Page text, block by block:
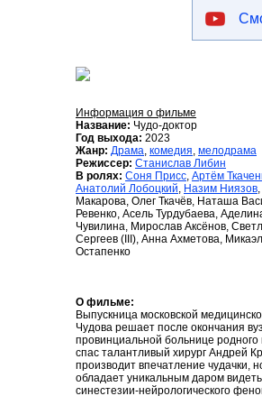
Информация о фильме
Название: Чудо-доктор
Год выхода: 2023
Жанр: Драма, комедия, мелодрама
Режиссер: Станислав Либин
В ролях: Соня Присс, Артём
Анатолий Лобоцкий, Назим Ниязов
Макарова, Олег Ткачёв, Наташа
Ревенко, Асель Турдубаева,
Чувилина, Мирослав Аксёнов,
Сергеев (III), Анна Ахметова,
Остапенко
О фильме:
Выпускница московской
Чудова решает после окончания
провинциальной больнице родного
спас талантливый хирург Андрей
производит впечатление чудачки,
обладает уникальным даром
синестезии-нейрологического